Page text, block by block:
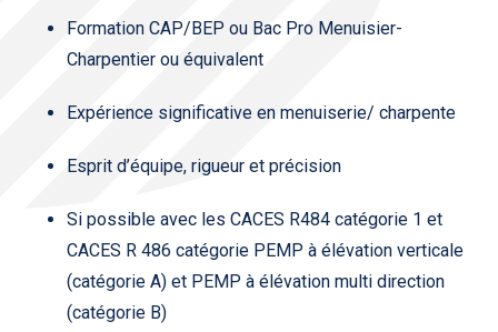
Formation CAP/BEP ou Bac Pro Menuisier-
Charpentier ou équivalent
Expérience significative en menuiserie/ charpente
Esprit d’équipe, rigueur et précision
Si possible avec les CACES R484 catégorie 1 et
CACES R 486 catégorie PEMP à élévation verticale
(catégorie A) et PEMP à élévation multi direction
(catégorie B)